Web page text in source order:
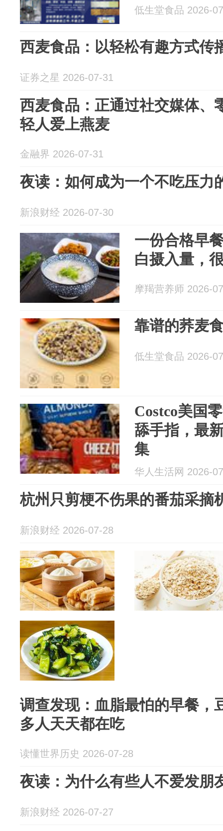
低生堂食品 2026-
西麦食品：以轻松有趣方式传
证券之星 2026-07-31
西麦食品：正通过社交媒体、
轻人爱上燕麦
金融界 2026-07-31
夜读：如何成为一个不吃压力
新浪财经 2026-07-30
一份合格早
白摄入量，
摩羯营养师 2026-
靠谱的荞麦
低生堂食品 2026-
Costco美国
舔手指，最
集
华人生活网 2026-
杭州只剪梗不伤果的番茄采摘
新浪财经 2026-07-28
调查发现：血脂最怕的早餐，
多人天天都在吃
读懂世界历史 2026-07-28
夜读：为什么有些人不爱发朋
新浪财经 2026-07-27